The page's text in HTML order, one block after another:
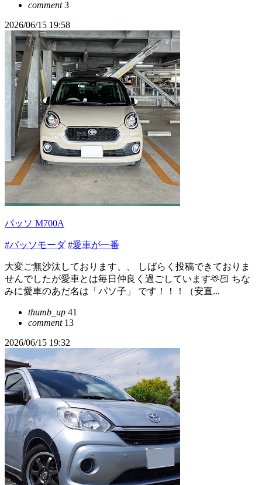
comment3
2026/06/15 19:58
パッソ M700A
#パッソモーダ #愛車が一番
大変ご無沙汰しております、、 しばらく投稿できておりま
せんでしたが愛車とは毎日仲良く過ごしています🫶🏻 ちな
みに愛車のあだ名は「パソ子」 です！！！（安直...
thumb_up 41
comment13
2026/06/15 19:32